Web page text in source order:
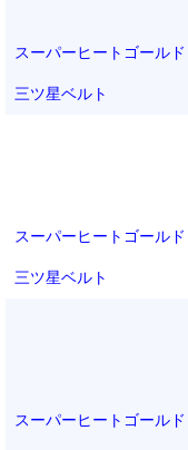
スーパーヒートゴール
三ツ星ベルト
スーパーヒートゴール
三ツ星ベルト
スーパーヒートゴール